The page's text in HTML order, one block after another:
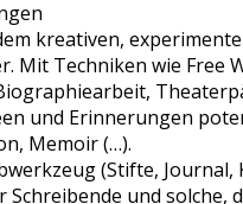
kreativen,
Mit Techniken wie
und Erinnerungen
Memoir (…).
(Stifte, Journal,
Schreibende und solche,